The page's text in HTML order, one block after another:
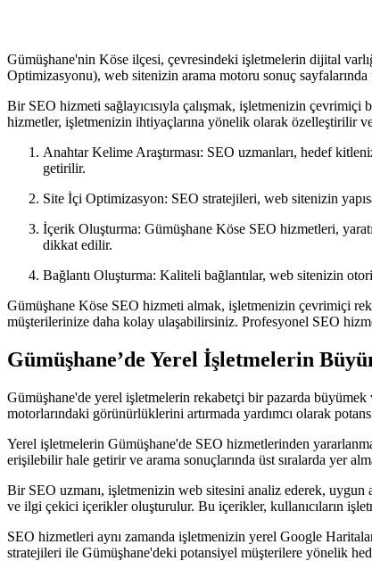
Gümüşhane'nin Köse ilçesi, çevresindeki işletmelerin dijital
Optimizasyonu), web sitenizin arama motoru sonuç sayfalarında
Bir SEO hizmeti sağlayıcısıyla çalışmak, işletmenizin
hizmetler, işletmenizin ihtiyaçlarına yönelik olarak özelleştirilir
Anahtar Kelime Araştırması: SEO uzmanları, hedef
getirilir.
Site İçi Optimizasyon: SEO stratejileri, web sitenizin
İçerik Oluşturma: Gümüşhane Köse SEO hizmetleri,
dikkat edilir.
Bağlantı Oluşturma: Kaliteli bağlantılar, web sitenizin
Gümüşhane Köse SEO hizmeti almak, işletmenizin çevrimiçi
müşterilerinize daha kolay ulaşabilirsiniz. Profesyonel SEO
Gümüşhane’de Yerel İşletmelerin
Gümüşhane'de yerel işletmelerin rekabetçi bir pazarda
motorlarındaki görünürlüklerini artırmada yardımcı olarak
Yerel işletmelerin Gümüşhane'de SEO hizmetlerinden
erişilebilir hale getirir ve arama sonuçlarında üst sıralarda yer
Bir SEO uzmanı, işletmenizin web sitesini analiz ederek,
ve ilgi çekici içerikler oluşturulur. Bu içerikler, kullanıcıların
SEO hizmetleri aynı zamanda işletmenizin yerel Google
stratejileri ile Gümüşhane'deki potansiyel müşterilere yönelik